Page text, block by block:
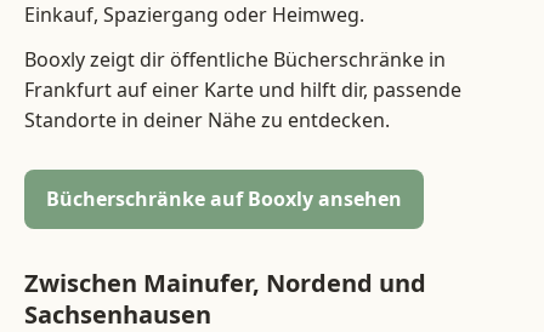
Einkauf, Spaziergang oder Heimweg.
Booxly zeigt dir öffentliche Bücherschränke in
Frankfurt auf einer Karte und hilft dir, passende
Standorte in deiner Nähe zu entdecken.
Bücherschränke auf Booxly ansehen
Zwischen Mainufer, Nordend und
Sachsenhausen